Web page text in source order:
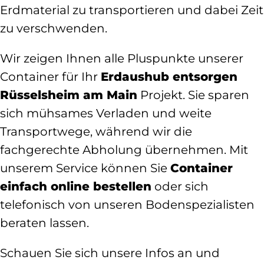
Erdmaterial zu transportieren und dabei Zeit
zu verschwenden.
Wir zeigen Ihnen alle Pluspunkte unserer
Container für Ihr Erdaushub entsorgen
Rüsselsheim am Main Projekt. Sie sparen
sich mühsames Verladen und weite
Transportwege, während wir die
fachgerechte Abholung übernehmen. Mit
unserem Service können Sie Container
einfach online bestellen oder sich
telefonisch von unseren Bodenspezialisten
beraten lassen.
Schauen Sie sich unsere Infos an und